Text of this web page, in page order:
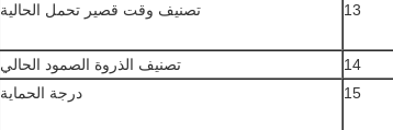
13
تصنيف وقت قصير تحمل الحالية
14 تصنيف الذروة الصمود الحالي
15
درجة الحماية